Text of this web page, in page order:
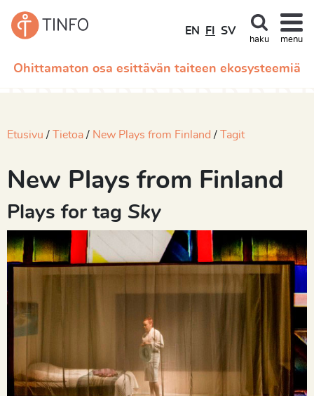
Ohittamaton osa esittävän taiteen ekosysteemiä
EN FI SV
haku menu
Etusivu Tietoa New Plays from Finland Tagit
New Plays from Finland
Plays for tag Sky